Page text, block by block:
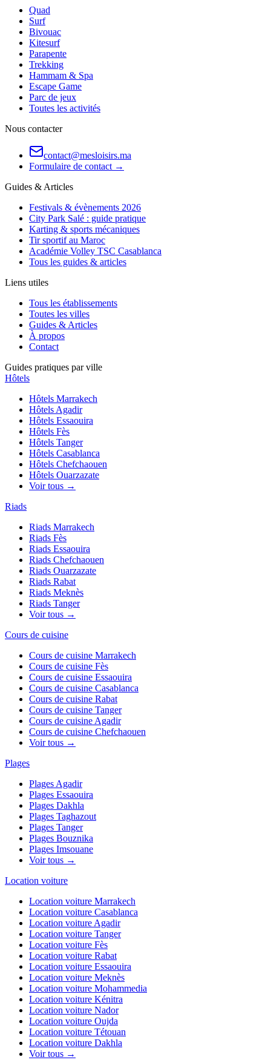
Quad
Surf
Bivouac
Kitesurf
Parapente
Trekking
Hammam & Spa
Escape Game
Parc de jeux
Toutes les activités
Nous contacter
contact@mesloisirs.ma
Formulaire de contact →
Guides & Articles
Festivals & évènements 2026
City Park Salé : guide pratique
Karting & sports mécaniques
Tir sportif au Maroc
Académie Volley TSC Casablanca
Tous les guides & articles
Liens utiles
Tous les établissements
Toutes les villes
Guides & Articles
À propos
Contact
Guides pratiques par ville
Hôtels
Hôtels Marrakech
Hôtels Agadir
Hôtels Essaouira
Hôtels Fès
Hôtels Tanger
Hôtels Casablanca
Hôtels Chefchaouen
Hôtels Ouarzazate
Voir tous →
Riads
Riads Marrakech
Riads Fès
Riads Essaouira
Riads Chefchaouen
Riads Ouarzazate
Riads Rabat
Riads Meknès
Riads Tanger
Voir tous →
Cours de cuisine
Cours de cuisine Marrakech
Cours de cuisine Fès
Cours de cuisine Essaouira
Cours de cuisine Casablanca
Cours de cuisine Rabat
Cours de cuisine Tanger
Cours de cuisine Agadir
Cours de cuisine Chefchaouen
Voir tous →
Plages
Plages Agadir
Plages Essaouira
Plages Dakhla
Plages Taghazout
Plages Tanger
Plages Bouznika
Plages Imsouane
Voir tous →
Location voiture
Location voiture Marrakech
Location voiture Casablanca
Location voiture Agadir
Location voiture Tanger
Location voiture Fès
Location voiture Rabat
Location voiture Essaouira
Location voiture Meknès
Location voiture Mohammedia
Location voiture Kénitra
Location voiture Nador
Location voiture Oujda
Location voiture Tétouan
Location voiture Dakhla
Voir tous →